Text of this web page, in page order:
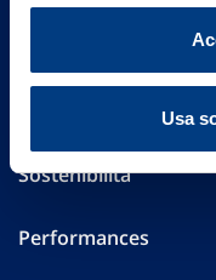
Usa
Altre informazioni
Sostenibilità
Performances